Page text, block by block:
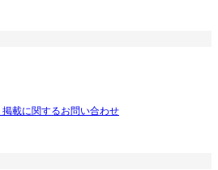
掲載に関するお問い合わせ